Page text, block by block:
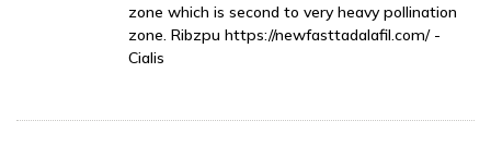
zone which is second to very heavy pollination
zone. Ribzpu https://newfasttadalafil.com/ -
Cialis